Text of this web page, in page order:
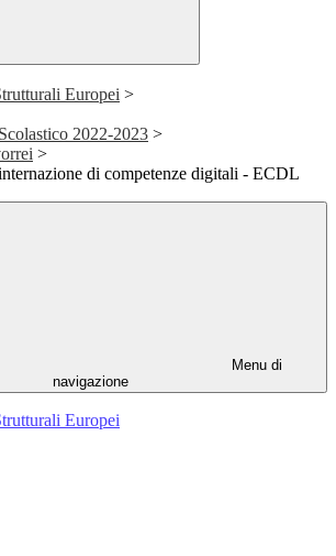
Europei >
2022-2023 >
>
di competenze digitali - ECDL
Menu di
navigazione
Europei